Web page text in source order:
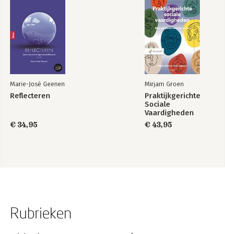
Marie-José Geenen
Reflecteren
€ 34,95
Mirjam Groen
Praktijkgerichte
Sociale
Vaardigheden
€ 43,95
Rubrieken